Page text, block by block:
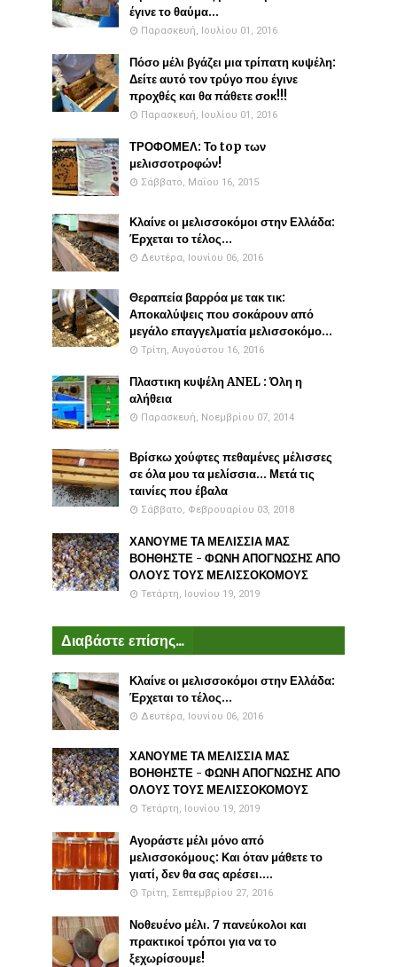
έγινε το θαύμα...
Παρασκευή, Ιουλίου 01, 2016
Πόσο μέλι βγάζει μια τρίπατη κυψέλη:
Δείτε αυτό τον τρύγο που έγινε
προχθές και θα πάθετε σοκ!!!
Παρασκευή, Ιουλίου 01, 2016
ΤΡΟΦΟΜΕΛ: Το top των
μελισσοτροφών!
Σάββατο, Μαΐου 16, 2015
Κλαίνε οι μελισσοκόμοι στην Ελλάδα:
Έρχεται το τέλος...
Δευτέρα, Ιουνίου 06, 2016
Θεραπεία βαρρόα με τακ τικ:
Αποκαλύψεις που σοκάρουν από
μεγάλο επαγγελματία μελισσοκόμο...
Τρίτη, Αυγούστου 16, 2016
Πλαστικη κυψέλη ANEL : Όλη η
αλήθεια
Παρασκευή, Νοεμβρίου 07, 2014
Βρίσκω χούφτες πεθαμένες μέλισσες
σε όλα μου τα μελίσσια... Μετά τις
ταινίες που έβαλα
Σάββατο, Φεβρουαρίου 03, 2018
ΧΑΝΟΥΜΕ ΤΑ ΜΕΛΙΣΣΙΑ ΜΑΣ
ΒΟΗΘΗΣΤΕ - ΦΩΝΗ ΑΠΟΓΝΩΣΗΣ ΑΠΟ
ΟΛΟΥΣ ΤΟΥΣ ΜΕΛΙΣΣΟΚΟΜΟΥΣ
Τετάρτη, Ιουνίου 19, 2019
Διαβάστε επίσης...
Κλαίνε οι μελισσοκόμοι στην Ελλάδα:
Έρχεται το τέλος...
Δευτέρα, Ιουνίου 06, 2016
ΧΑΝΟΥΜΕ ΤΑ ΜΕΛΙΣΣΙΑ ΜΑΣ
ΒΟΗΘΗΣΤΕ - ΦΩΝΗ ΑΠΟΓΝΩΣΗΣ ΑΠΟ
ΟΛΟΥΣ ΤΟΥΣ ΜΕΛΙΣΣΟΚΟΜΟΥΣ
Τετάρτη, Ιουνίου 19, 2019
Αγοράστε μέλι μόνο από
μελισσοκόμους: Και όταν μάθετε το
γιατί, δεν θα σας αρέσει....
Τρίτη, Σεπτεμβρίου 27, 2016
Νοθευένο μέλι. 7 πανεύκολοι και
πρακτικοί τρόποι για να το
ξεχωρίσουμε!